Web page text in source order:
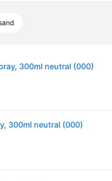
300ml neutral (000)
300ml neutral (000)